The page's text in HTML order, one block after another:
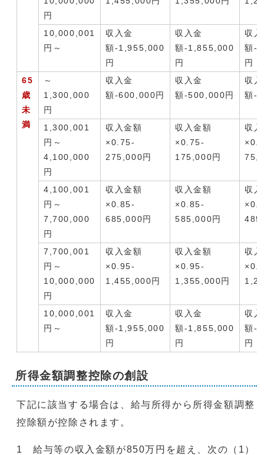
円
10,000,001
円～
収入金
額-1,955,000
円
収入金
額-1,855,000
円
収
額-
円
65
歳
未
満
～
1,300,000
円
収入金
額-600,000円
収入金
額-500,000円
収
額-
1,300,001
円～
4,100,000
円
収入金額
×0.75-
275,000円
収入金額
×0.75-
175,000円
収
4,100,001
円～
7,700,000
円
収入金額
×0.85-
685,000円
収入金額
×0.85-
585,000円
収
7,700,001
円～
10,000,000
円
収入金額
×0.95-
1,455,000円
収入金額
×0.95-
1,355,000円
収
10,000,001
円～
収入金
額-1,955,000
円
収入金
額-1,855,000
円
収
額-
円
所得金額調整控除の創設
下記に該当する場合は、給与所得から所得金額調整
控除額が控除されます。
1 給与等の収入金額が850万円を超え、次の（1）